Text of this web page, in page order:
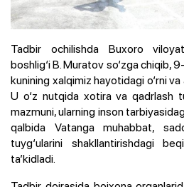
Tadbir ochilishda Buxoro
boshlig‘i B. Muratov so‘zga chiqib,
kunining xalqimiz hayotidagi o‘rni
U o‘z nutqida xotira va qadrlash
mazmuni, ularning inson
qalbida Vatanga muhabbat,
tuyg‘ularini shakllantirishdagi
ta’kidladi.